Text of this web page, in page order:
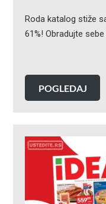
Roda katalog stiže
61%! Obradujte
POGLEDAJ